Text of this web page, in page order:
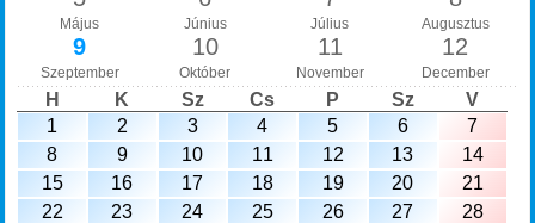
Május Június Július Augusztus
9
Szeptember
10
Október
11
November
12
December
H K Sz Cs P Sz
V
1
2 3 4 5 6
7
8
9 10 11 12 13
14
15
16 17 18 19 20
21
22
23 24 25 26 27
28